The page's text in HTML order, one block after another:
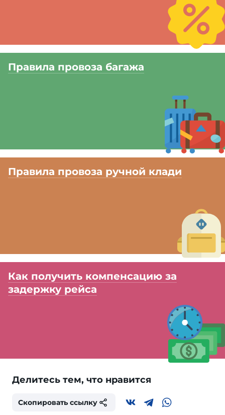
Правила провоза багажа
Правила провоза ручной клади
Как получить компенсацию за
задержку рейса
Делитесь тем, что нравится
Скопировать ссылку